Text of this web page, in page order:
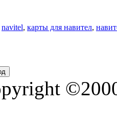
navitel, карты для навител,